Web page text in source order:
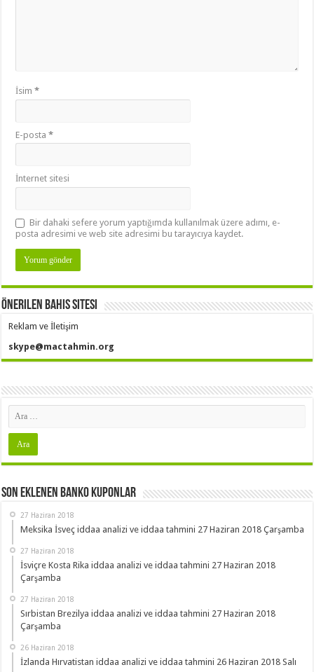
İsim*
E-posta*
İnternet sitesi
Bir dahaki sefere yorum yaptığımda kullanılmak üzere adımı, e-
posta adresimi ve web site adresimi bu tarayıcıya kaydet.
Önerilen Bahis Sitesi
Reklam ve İletişim
skype@mactahmin.org
Son Eklenen Banko Kuponlar
27 Haziran 2018
Meksika İsveç iddaa analizi ve iddaa tahmini 27 Haziran 2018 Çarşamba
27 Haziran 2018
İsviçre Kosta Rika iddaa analizi ve iddaa tahmini 27 Haziran 2018
Çarşamba
27 Haziran 2018
Sırbistan Brezilya iddaa analizi ve iddaa tahmini 27 Haziran 2018
Çarşamba
26 Haziran 2018
İzlanda Hırvatistan iddaa analizi ve iddaa tahmini 26 Haziran 2018 Salı